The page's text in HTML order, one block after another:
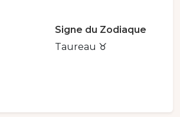
Signe du Zodiaque
Taureau ♉️